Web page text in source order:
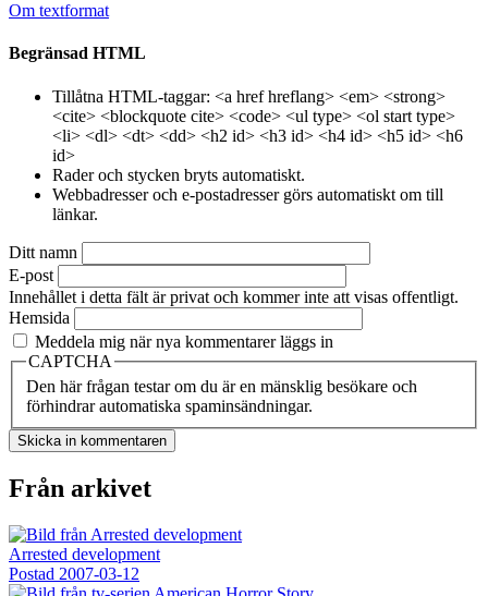
Om textformat
Begränsad HTML
Tillåtna HTML-taggar: <a href hreflang> <em> <strong>
<cite> <blockquote cite> <code> <ul type> <ol start type>
<li> <dl> <dt> <dd> <h2 id> <h3 id> <h4 id> <h5 id> <h6
id>
Rader och stycken bryts automatiskt.
Webbadresser och e-postadresser görs automatiskt om till
länkar.
Ditt namn
E-post
Innehållet i detta fält är privat och kommer inte att visas offentligt.
Hemsida
Meddela mig när nya kommentarer läggs in
CAPTCHA
Den här frågan testar om du är en mänsklig besökare och
förhindrar automatiska spaminsändningar.
Från arkivet
Arrested development
Postad 2007-03-12